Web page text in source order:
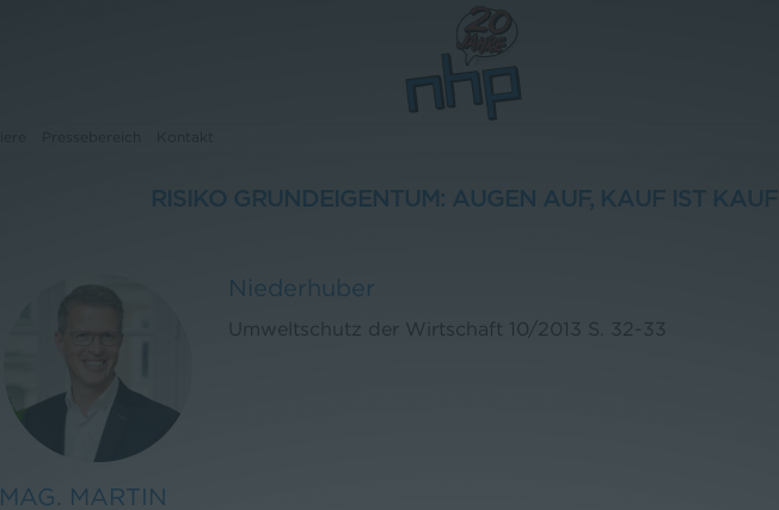
RISIKO GRUNDEIGENTUM: AUGEN AUF, KAUF IST KAUF
MAG. MARTIN
Niederhuber
Umweltschutz der Wirtschaft 10/2013 S. 32-33